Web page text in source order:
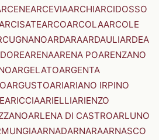
ARCEVIAARCHIARCIDOSSO
ARCOARCOLAARCOLE
ARDARAARDAULIARDEA
ARENAARENA POARENZANO
ARGELATOARGENTA
ARGUSTOARIARIANO IRPINO
ARICCIAARIELLIARIENZO
ARLENA DI CASTROARLUNO
ARNADARNARAARNASCO